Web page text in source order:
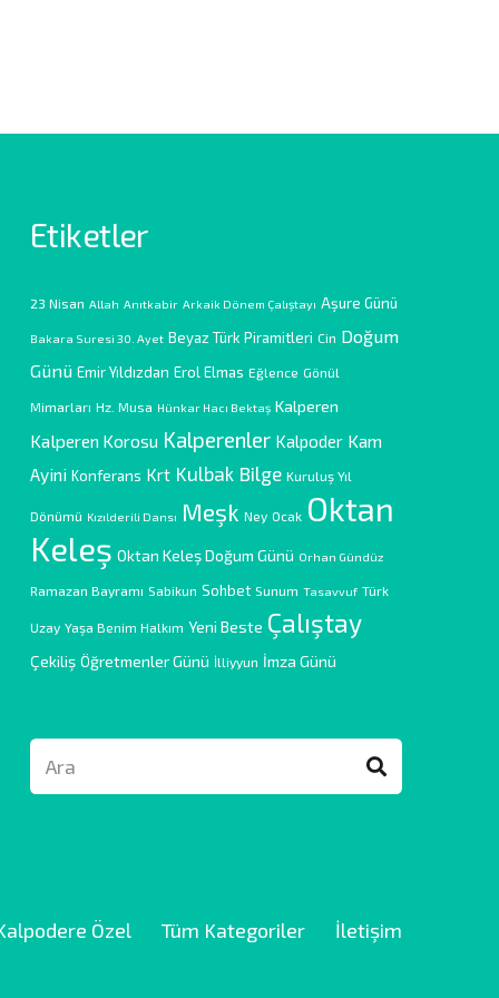
Etiketler
23 Nisan Allah Anıtkabir Arkaik Dönem Çalıştayı Aşure Günü
Bakara Suresi 30. Ayet Beyaz Türk Piramitleri Cin Doğum
Günü Emir Yıldızdan Erol Elmas Eğlence Gönül
Mimarları Hz. Musa Hünkar Hacı Bektaş Kalperen
Kalperen Korosu Kalperenler Kalpoder Kam
Ayini Konferans Krt Kulbak Bilge Kuruluş Yıl
Dönümü Kızılderili Dansı Meşk Ney Ocak Oktan
Keleş Oktan Keleş Doğum Günü Orhan Gündüz
Ramazan Bayramı Sabikun Sohbet Sunum Tasavvuf Türk
Uzay Yaşa Benim Halkım Yeni Beste Çalıştay
Çekiliş Öğretmenler Günü İlliyyun İmza Günü
Özel Tüm Kategoriler İletişim